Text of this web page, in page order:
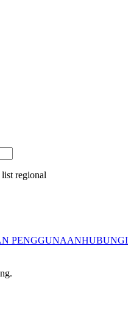
regional
PENGGUNAANHUBUNGI